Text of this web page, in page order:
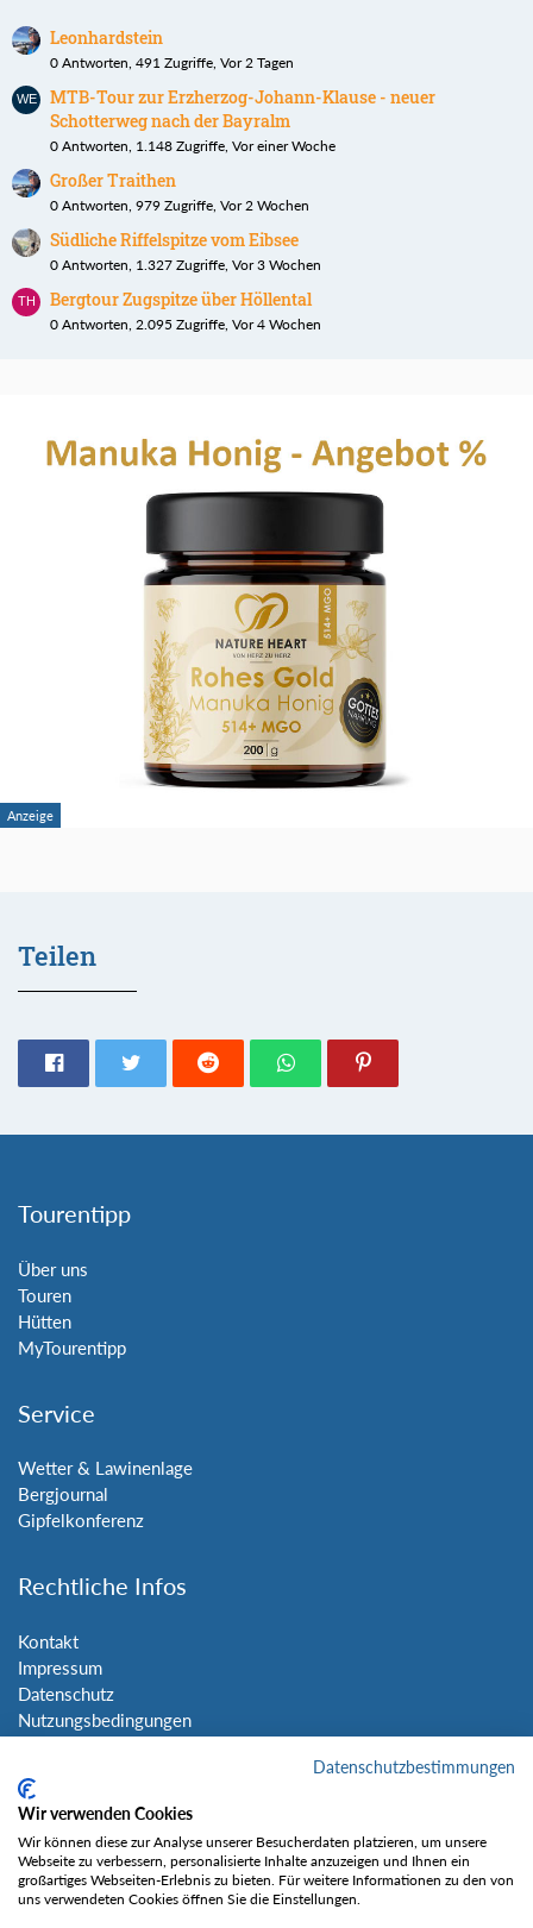
Leonhardstein
0 Antworten, 491 Zugriffe, Vor 2 Tagen
MTB-Tour zur Erzherzog-Johann-Klause - neuer
Schotterweg nach der Bayralm
0 Antworten, 1.148 Zugriffe, Vor einer Woche
Großer Traithen
0 Antworten, 979 Zugriffe, Vor 2 Wochen
Südliche Riffelspitze vom Eibsee
0 Antworten, 1.327 Zugriffe, Vor 3 Wochen
Bergtour Zugspitze über Höllental
0 Antworten, 2.095 Zugriffe, Vor 4 Wochen
Teilen
Tourentipp
Über uns
Touren
Hütten
MyTourentipp
Service
Wetter & Lawinenlage
Bergjournal
Gipfelkonferenz
Rechtliche Infos
Kontakt
Impressum
Datenschutz
Nutzungsbedingungen
Social Media
Datenschutzbestimmungen
Wir verwenden Cookies
Wir können diese zur Analyse unserer Besucherdaten platzieren, um unsere
Webseite zu verbessern, personalisierte Inhalte anzuzeigen und Ihnen ein
großartiges Webseiten-Erlebnis zu bieten. Für weitere Informationen zu den von
uns verwendeten Cookies öffnen Sie die Einstellungen.